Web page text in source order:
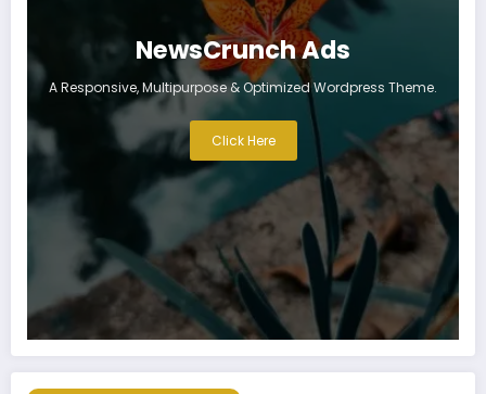
NewsCrunch Ads
A Responsive, Multipurpose & Optimized Wordpress Theme.
Click Here